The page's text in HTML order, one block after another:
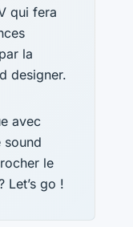
qui fera
la
designer.
avec
sound
le
go !